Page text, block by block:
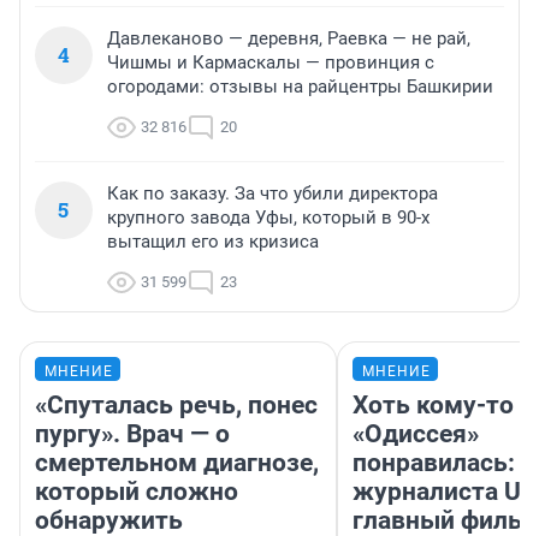
4
Давлеканово — деревня, Раевка — не рай,
Чишмы и Кармаскалы — провинция с
огородами: отзывы на райцентры Башкирии
32 816 20
5
Как по заказу. За что убили директора
крупного завода Уфы, который в 90-х
вытащил его из кризиса
31 599 23
МНЕНИЕ
«Спуталась речь, понес
пургу». Врач — о
смертельном диагнозе,
который сложно
обнаружить
МНЕНИЕ
Хоть кому-то
«Одиссея»
понравилась:
журналиста
главный